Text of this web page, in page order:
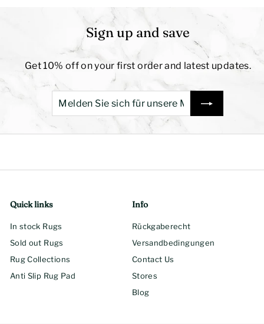
Sign up and save
Get 10% off on your first order and latest updates.
Melden
sich
Mailingliste
Abonnieren
Quick links
In stock Rugs
Sold out Rugs
Rug Collections
Anti Slip Rug Pad
Info
Rückgaberecht
Versandbedingungen
Contact Us
Stores
Blog